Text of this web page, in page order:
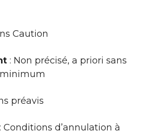
Caution
: Non précisé, a priori sans
préavis
: Conditions d’annulation à